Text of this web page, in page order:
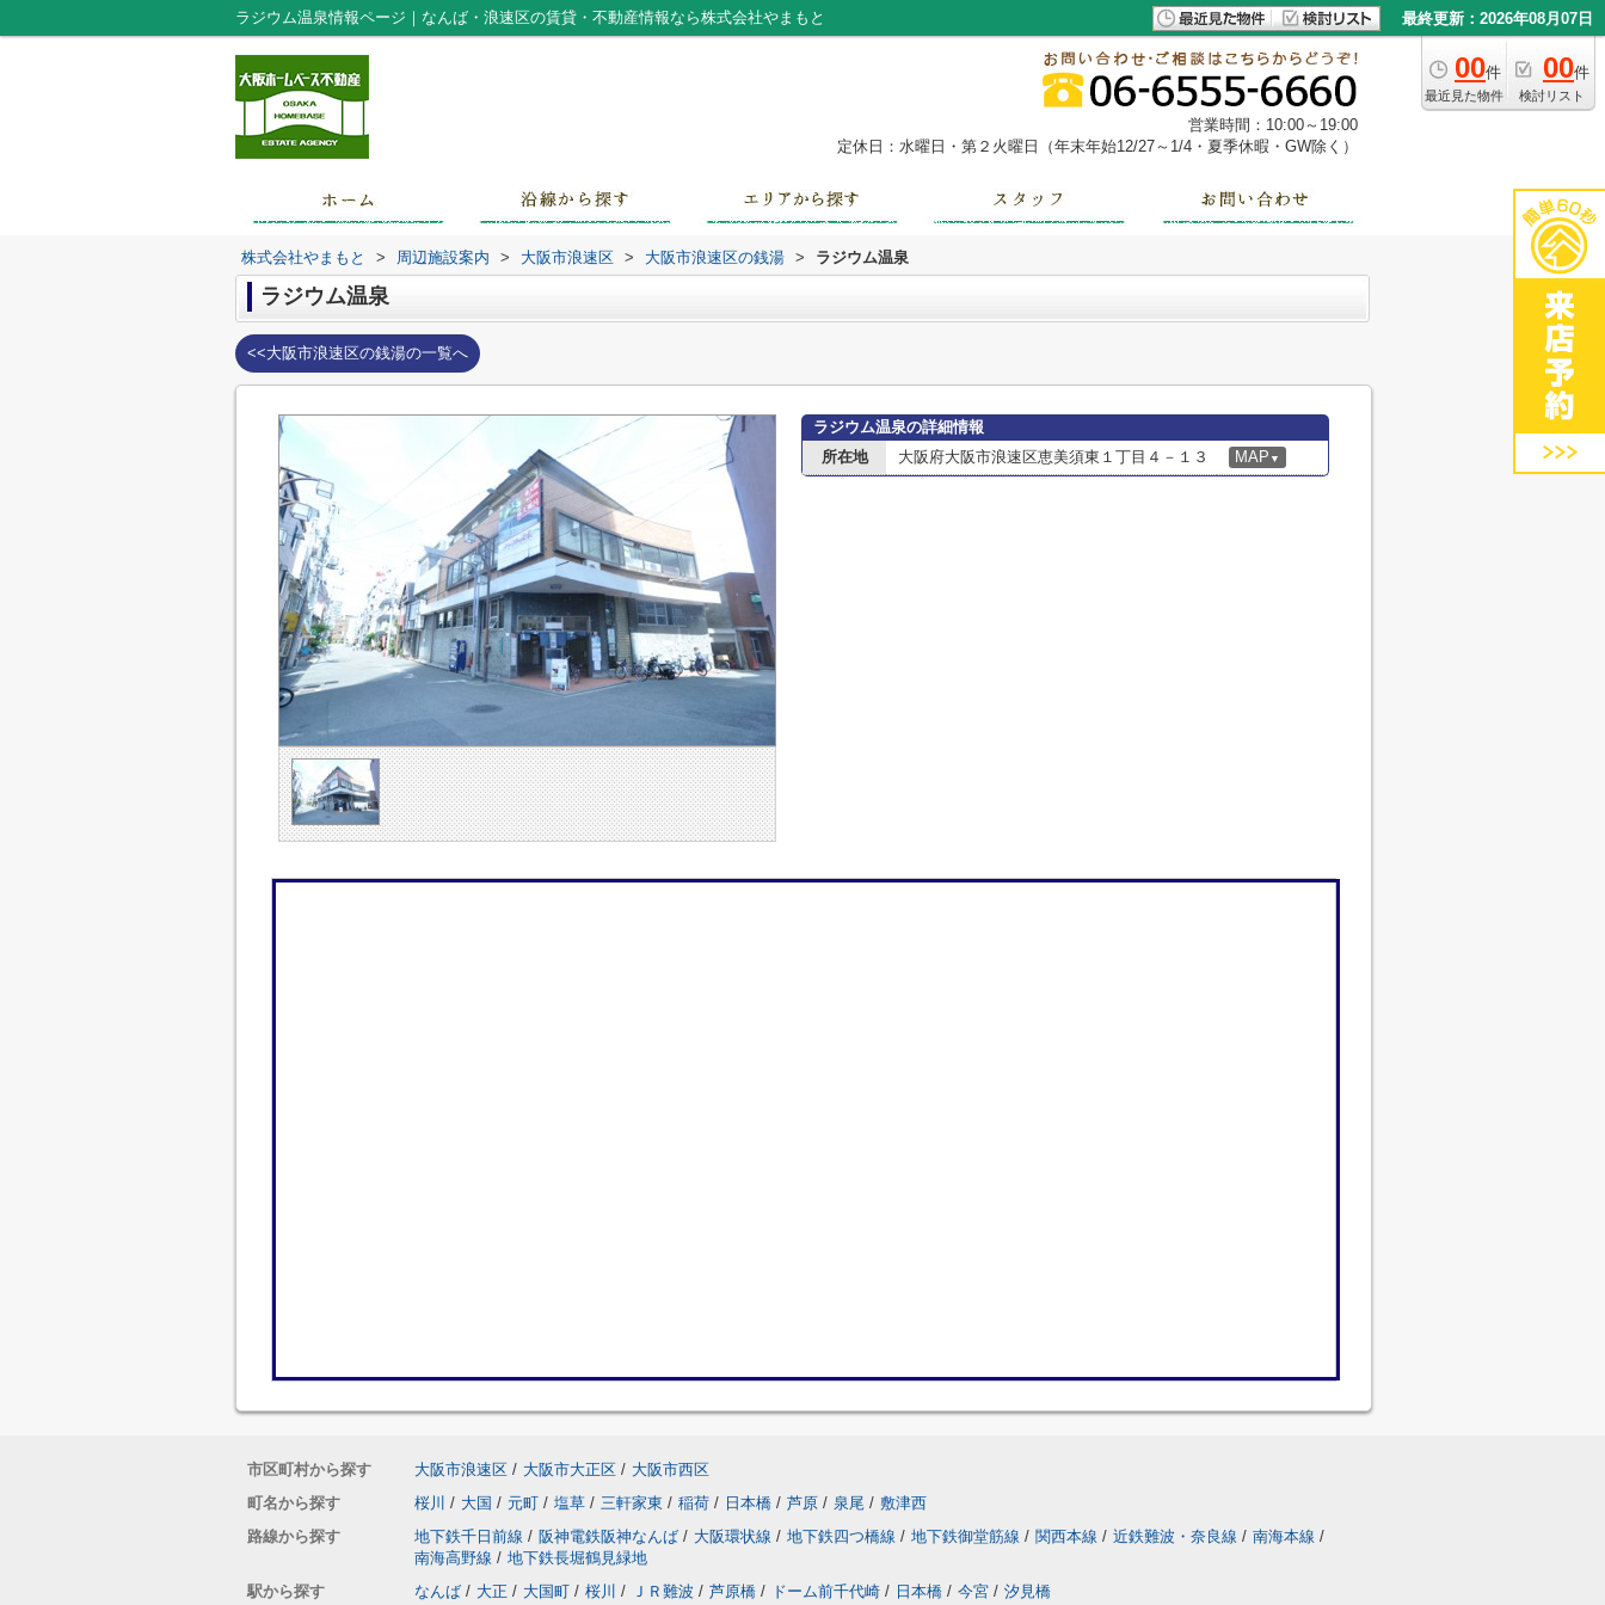
ラジウム温泉情報ページ｜なんば・浪速区の賃貸・不動産情報なら株式会社やまもと 最終更新：2026年08月07日
00件
最近見た物件
00件
検討リスト
営業時間：10:00～19:00
定休日：水曜日・第２火曜日（年末年始12/27～1/4・夏季休暇・GW除く）
株式会社やまもと > 周辺施設案内 > 大阪市浪速区 > 大阪市浪速区の銭湯 > ラジウム温泉
ラジウム温泉
<<大阪市浪速区の銭湯の一覧へ
ラジウム温泉の詳細情報
所在地
大阪府大阪市浪速区恵美須東１丁目４－１３ MAP ▼
市区町村から探す 大阪市浪速区 / 大阪市大正区 / 大阪市西区
町名から探す
桜川 / 大国 / 元町 / 塩草 / 三軒家東 / 稲荷 / 日本橋 / 芦原 / 泉尾 / 敷津西
路線から探す
地下鉄千日前線 / 阪神電鉄阪神なんば / 大阪環状線 / 地下鉄四つ橋線 / 地下鉄御堂筋線 / 関西本線 / 近鉄難波・奈良線 / 南海本線 /
南海高野線 / 地下鉄長堀鶴見緑地
駅から探す
なんば / 大正 / 大国町 / 桜川 / ＪＲ難波 / 芦原橋 / ドーム前千代崎 / 日本橋 / 今宮 / 汐見橋